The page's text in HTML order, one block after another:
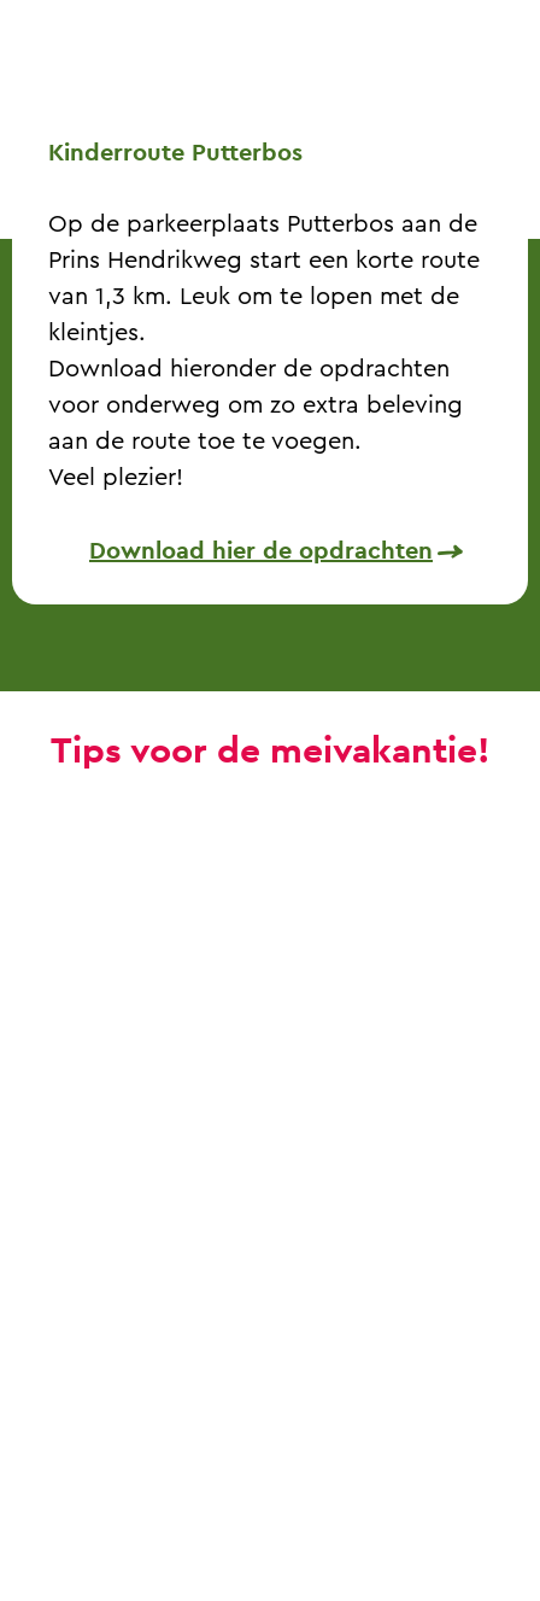
Kinderroute Putterbos
Op de parkeerplaats Putterbos aan de
Prins Hendrikweg start een korte route
van 1,3 km. Leuk om te lopen met de
kleintjes.
Download hieronder de opdrachten
voor onderweg om zo extra beleving
aan de route toe te voegen.
Veel plezier!
Download hier de opdrachten
Tips voor de meivakantie!